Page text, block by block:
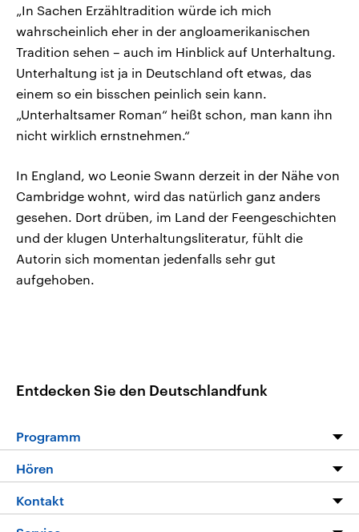
„In Sachen Erzähltradition würde ich mich
wahrscheinlich eher in der angloamerikanischen
Tradition sehen – auch im Hinblick auf Unterhaltung.
Unterhaltung ist ja in Deutschland oft etwas, das
einem so ein bisschen peinlich sein kann.
„Unterhaltsamer Roman“ heißt schon, man kann ihn
nicht wirklich ernstnehmen.“
In England, wo Leonie Swann derzeit in der Nähe von
Cambridge wohnt, wird das natürlich ganz anders
gesehen. Dort drüben, im Land der Feengeschichten
und der klugen Unterhaltungsliteratur, fühlt die
Autorin sich momentan jedenfalls sehr gut
aufgehoben.
Entdecken Sie den Deutschlandfunk
Programm
Programm
Die Nachrichten
Hören
Livestream
Kontakt
Hörerservice